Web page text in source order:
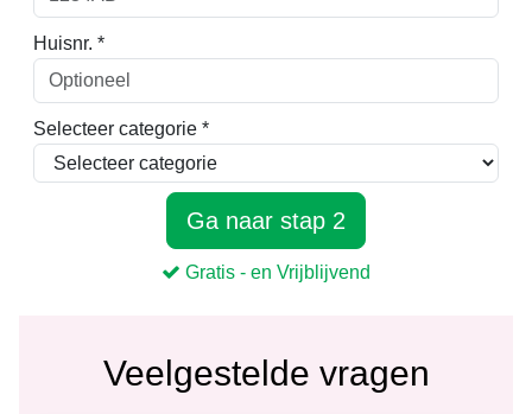
Veelgestelde vragen